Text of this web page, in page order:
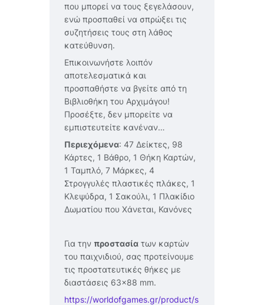
που μπορεί να τους ξεγελάσουν,
ενώ προσπαθεί να σπρώξει τις
συζητήσεις τους στη λάθος
κατεύθυνση.
Επικοινωνήστε λοιπόν
αποτελεσματικά και
προσπαθήστε να βγείτε από τη
Βιβλιοθήκη του Αρχιμάγου!
Προσέξτε, δεν μπορείτε να
εμπιστευτείτε κανέναν…
Περιεχόμενα: 47 Δείκτες, 98
Κάρτες, 1 Βάθρο, 1 Θήκη Καρτών,
1 Ταμπλό, 7 Μάρκες, 4
Στρογγυλές πλαστικές πλάκες, 1
Κλεψύδρα, 1 Σακούλι, 1 Πλακίδιο
Δωματίου που Χάνεται, Κανόνες
Για την προστασία των καρτών
του παιχνιδιού, σας προτείνουμε
τις προστατευτικές θήκες με
διαστάσεις 63×88 mm.
https://worldofgames.gr/product/s